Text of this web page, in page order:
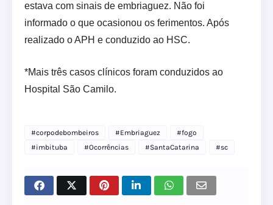
estava com sinais de embriaguez. Não foi
informado o que ocasionou os ferimentos. Após
realizado o APH e conduzido ao HSC.
*Mais três casos clínicos foram conduzidos ao
Hospital São Camilo.
#corpodebombeiros #Embriaguez
#fogo
#imbituba
#Ocorrências #SantaCatarina #sc